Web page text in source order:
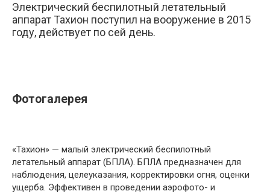
Электрический беспилотный летательный
аппарат Тахион поступил на вооружение в 2015
году, действует по сей день.
Фотогалерея
«Тахион» — малый электрический беспилотный
летательный аппарат (БПЛА). БПЛА предназначен для
наблюдения, целеуказания, корректировки огня, оценки
ущерба. Эффективен в проведении аэрофото- и